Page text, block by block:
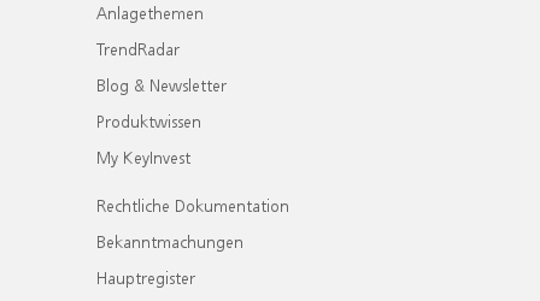
Anlagethemen
TrendRadar
Blog & Newsletter
Produktwissen
My KeyInvest
Rechtliche Dokumentation
Bekanntmachungen
Hauptregister